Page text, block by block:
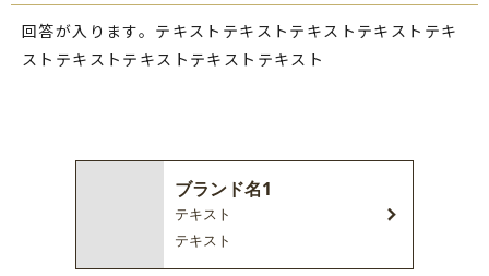
回答が入ります。テキストテキストテキストテキストテキ
ストテキストテキストテキストテキスト
ブランド名1
テキスト
テキスト